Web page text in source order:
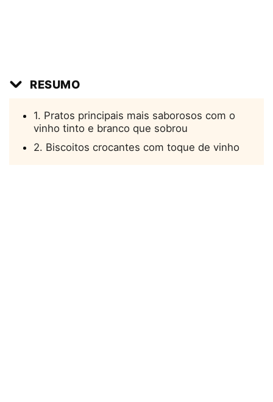
RESUMO
1. Pratos principais mais saborosos com o
vinho tinto e branco que sobrou
2. Biscoitos crocantes com toque de vinho